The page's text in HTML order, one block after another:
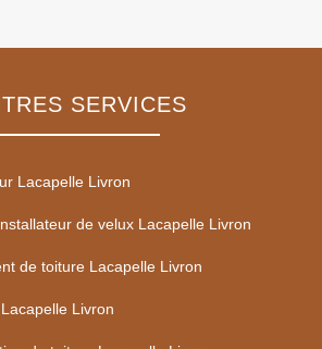
SERVICES
Lacapelle Livron
de velux Lacapelle Livron
de toiture Lacapelle Livron
Livron